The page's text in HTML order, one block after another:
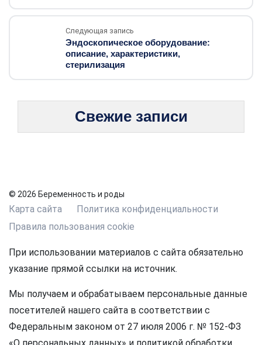
Следующая запись
Эндоскопическое оборудование:
описание, характеристики,
стерилизация
Свежие записи
© 2026 Беременность и роды
Карта сайта
Политика конфиденциальности
Правила пользования cookie
При использовании материалов с сайта обязательно
указание прямой ссылки на источник.
Мы получаем и обрабатываем персональные данные
посетителей нашего сайта в соответствии с
Федеральным законом от 27 июля 2006 г. № 152-ФЗ